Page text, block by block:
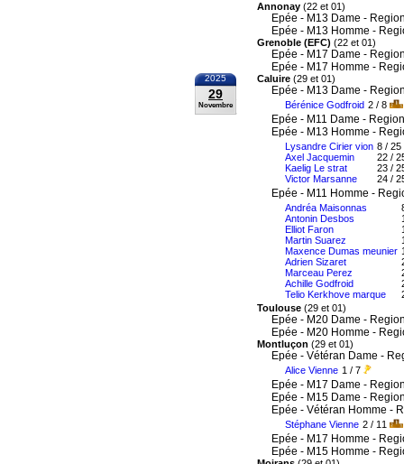
Annonay (22 et 01)
Epée - M13 Dame -
Epée - M13 Homme -
Grenoble (EFC) (22 et 01)
Epée - M17 Dame -
Epée - M17 Homme -
2025
29
Novembre
Caluire (29 et 01)
Epée - M13 Dame -
Bérénice Godfroid 2 / 8
Epée - M11 Dame -
Epée - M13 Homme -
Lysandre Cirier vion
Axel Jacquemin
Kaelig Le strat
Victor Marsanne
8 / 25
22 /
23 /
24 /
Epée - M11 Homme -
Andréa Maisonnas
Antonin Desbos
Elliot Faron
Martin Suarez
Maxence Dumas meunier
Adrien Sizaret
Marceau Perez
Achille Godfroid
Telio Kerkhove marque
Toulouse (29 et 01)
Epée - M20 Dame -
Epée - M20 Homme -
Montluçon (29 et 01)
Epée - Vétéran Dame -
Alice Vienne 1 / 7
Epée - M17 Dame -
Epée - M15 Dame -
Epée - Vétéran Homme -
Stéphane Vienne 2 / 11
Epée - M17 Homme -
Epée - M15 Homme -